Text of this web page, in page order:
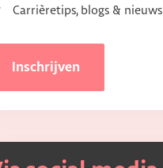
Carrièretips, blogs & nieuws
Inschrijven